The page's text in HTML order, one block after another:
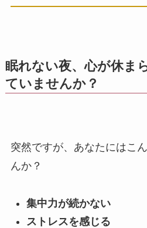
眠れない夜、心が休ま
ていませんか？
突然ですが、あなたにはこ
んか？
集中力が続かない
ストレスを感じる